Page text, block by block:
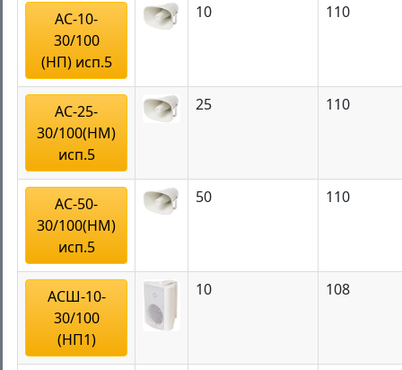
АС-10-
30/100
(НП) исп.5
10 110
АС-25-
30/100(НМ)
исп.5
25 110
АС-50-
30/100(НМ)
исп.5
50 110
АСШ-10-
30/100
(НП1)
10 108